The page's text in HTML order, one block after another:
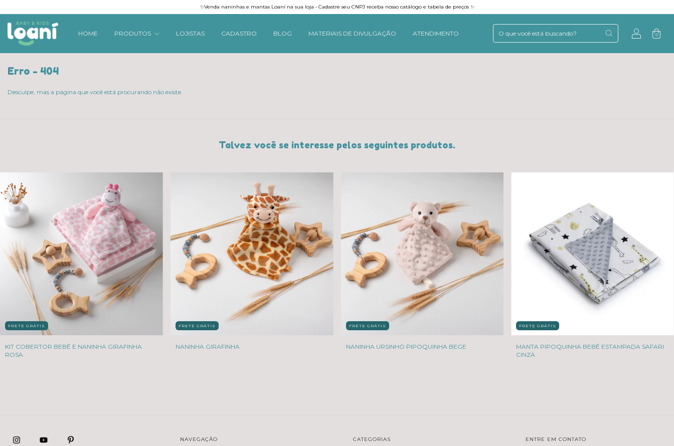
✨Venda naninhas e mantas Loaní na sua loja • Cadastre seu CNPJ receba nosso catálogo e tabela de preços ✨
HOME PRODUTOS LOJISTAS CADASTRO BLOG MATERIAIS DE DIVULGAÇÃO ATENDIMENTO 0
Erro - 404
Desculpe, mas a página que você está procurando não existe.
Talvez você se interesse pelos seguintes produtos.
FRETE GRÁTIS
KIT COBERTOR BEBÊ E NANINHA GIRAFINHA
ROSA
FRETE GRÁTIS
NANINHA GIRAFINHA
FRETE GRÁTIS
NANINHA URSINHO PIPOQUINHA BEGE
FRETE GRÁTIS
MANTA PIPOQUINHA BEBÊ ESTAMPADA SAFARI
CINZA
NAVEGAÇÃO CATEGORIAS ENTRE EM CONTATO